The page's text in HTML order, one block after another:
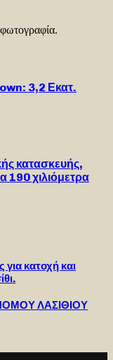
3,2 Εκατ.
κατασκευής,
190 χιλιόμετρα
κατοχή και
ΛΑΣΙΘΙΟΥ